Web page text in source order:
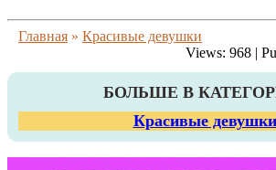
Главная » Красивые девушки
Views: 968 |
БОЛЬШЕ В
Красивые девушки